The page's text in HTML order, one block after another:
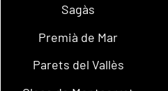
Sagàs
Premià de Mar
Parets del Vallès